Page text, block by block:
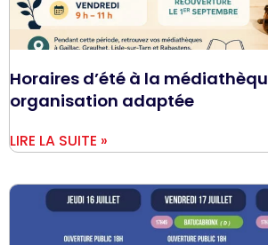
Horaires d’été à la
organisation adaptée
LIRE LA SUITE »